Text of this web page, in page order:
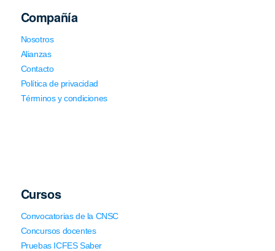
Compañía
Nosotros
Alianzas
Contacto
Política de privacidad
Términos y condiciones
Cursos
Convocatorias de la CNSC
Concursos docentes
Pruebas ICFES Saber